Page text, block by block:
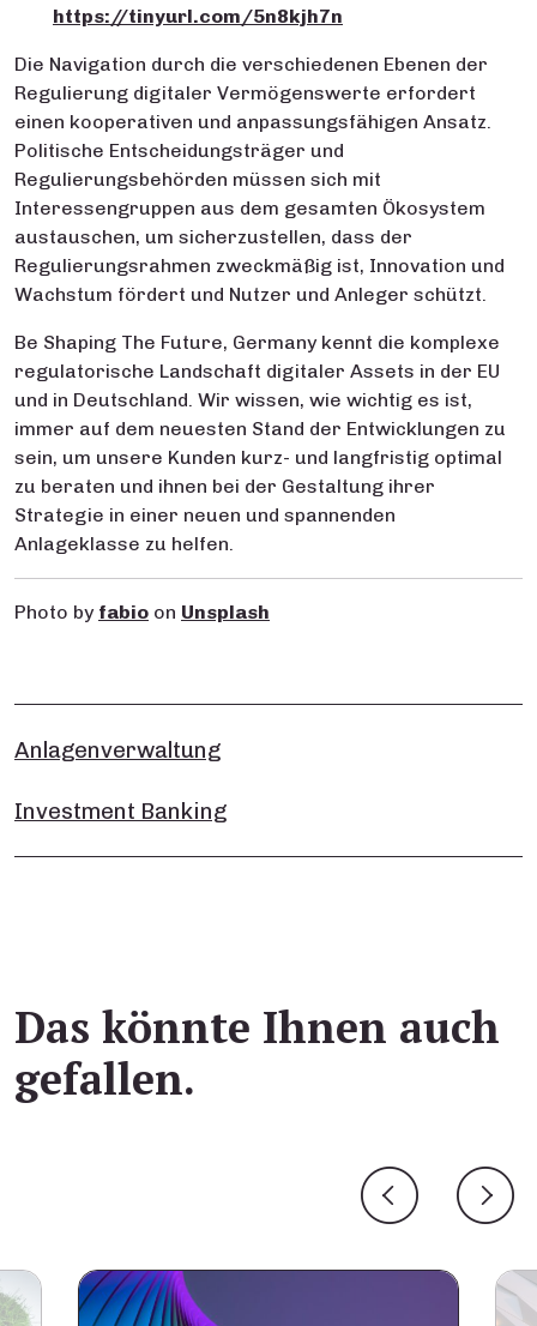
https://tinyurl.com/5n8kjh7n
Die Navigation durch die verschiedenen Ebenen der
Regulierung digitaler Vermögenswerte erfordert
einen kooperativen und anpassungsfähigen Ansatz.
Politische Entscheidungsträger und
Regulierungsbehörden müssen sich mit
Interessengruppen aus dem gesamten Ökosystem
austauschen, um sicherzustellen, dass der
Regulierungsrahmen zweckmäßig ist, Innovation und
Wachstum fördert und Nutzer und Anleger schützt.
Be Shaping The Future, Germany kennt die komplexe
regulatorische Landschaft digitaler Assets in der EU
und in Deutschland. Wir wissen, wie wichtig es ist,
immer auf dem neuesten Stand der Entwicklungen zu
sein, um unsere Kunden kurz- und langfristig optimal
zu beraten und ihnen bei der Gestaltung ihrer
Strategie in einer neuen und spannenden
Anlageklasse zu helfen.
Photo by fabio on Unsplash
Anlagenverwaltung
Investment Banking
Das könnte Ihnen auch
gefallen.